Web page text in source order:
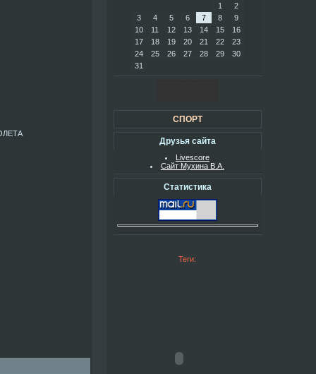
1
2
3
4 5 6 7 8
9
10
11 12 13 14 15
16
17
18 19 20 21 22
23
24
25 26 27 28 29
30
31
СПОРТ
Друзья сайта
Livescore
Сайт Мухина В.А.
Статистика
Теги: